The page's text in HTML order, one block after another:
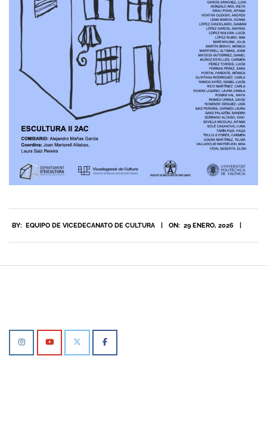
01-
29
BY: EQUIPO DE VICEDECANATO DE CULTURA ON: 29 ENERO, 2026